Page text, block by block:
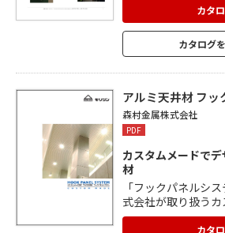
ジャストフィット
が可能なため、高
(最大500mm)。 モ
置することで、湿
カタ
カタログ
アルミ天井材 フッ
森村金属株式会社
PDF
カスタムメードで
材
「フックパネルシ
式会社が取り扱う
アルミ天井材です。 天井鋼製下地材の標準
施工と同じように
カタ